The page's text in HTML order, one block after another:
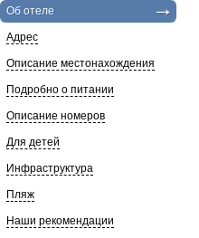
Об отеле
Адрес
Описание местонахождения
Подробно о питании
Описание номеров
Для детей
Инфраструктура
Пляж
Наши рекомендации